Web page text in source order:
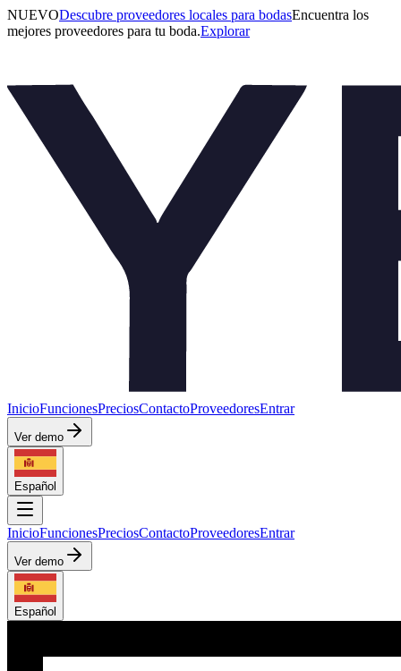
NUEVODescubre proveedores locales para bodasEncuentra los
mejores proveedores para tu boda.Explorar
InicioFuncionesPreciosContactoProveedoresEntrar
Ver demo
Español
InicioFuncionesPreciosContactoProveedoresEntrar
Ver demo
Español